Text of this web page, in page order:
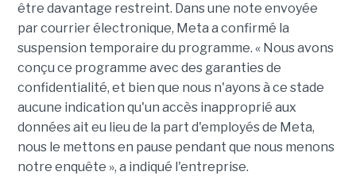
être davantage restreint. Dans une note envoyée
par courrier électronique, Meta a confirmé la
suspension temporaire du programme. « Nous avons
conçu ce programme avec des garanties de
confidentialité, et bien que nous n'ayons à ce stade
aucune indication qu'un accès inapproprié aux
données ait eu lieu de la part d'employés de Meta,
nous le mettons en pause pendant que nous menons
notre enquête », a indiqué l'entreprise.